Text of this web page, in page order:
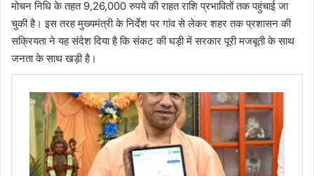
मोचन निधि के तहत 9,26,000 रुपये की राहत राशि प्रभावितों तक पहुंचाई जा
चुकी है। इस तरह मुख्यमंत्री के निर्देश पर गांव से लेकर शहर तक प्रशासन की
सक्रियता ने यह संदेश दिया है कि संकट की घड़ी में सरकार पूरी मजबूती के साथ
जनता के साथ खड़ी है।